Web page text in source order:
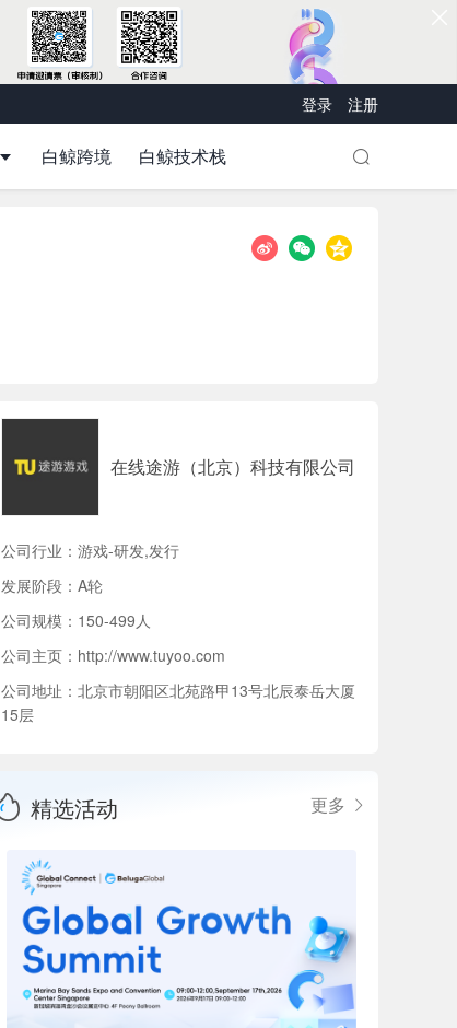
登录 注册
白鲸跨境 白鲸技术栈
在线途游（北京）科技有限公司
公司行业：游戏-研发,发行
发展阶段：A轮
公司规模：150-499人
公司主页： http://www.tuyoo.com
公司地址：北京市朝阳区北苑路甲13号北辰泰岳大厦
15层
精选活动 更多